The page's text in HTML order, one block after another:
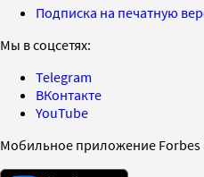
Подписка на печатную
Мы в соцсетях:
Telegram
ВКонтакте
YouTube
Мобильное приложение Forbes